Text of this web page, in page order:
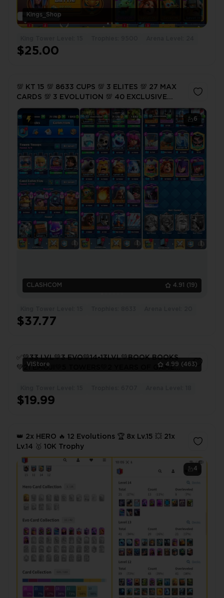
Kings_Shop
$25.00
6
CLASHCOM 4.91 (19)
💯 KT 15 💯 8633 CUPS 💯 3 ELITES 💯 27 MAX
CARDS 💯 3 EVOLUTION 💯 40 EXCLUSIVE
EMOTES 💯 3 TOWER SKINS💯 INSTANT EMAIL
PASS ACCESS 💯 CC23
$37.77
VlStore 4.99 (463)
✅💚33 LVL💚3 EVO💚14-13LVL💚BOOK BOOKS
💚21 EMOJI💚5 TOWERS💚2 YEARS OF GAME💚
$19.99
4
👑 2x HERO 🔥 12 Evolutions 🏆 8x Lv.15 💥 21x
Lv.14 🥇 10K Trophy